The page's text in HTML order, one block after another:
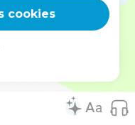
sur toi, et mes paroles
point de ta
ni de la bouche de
cookies